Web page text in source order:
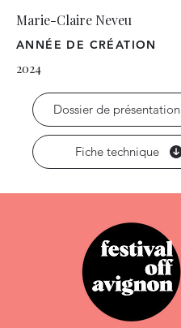
Marie-Claire Neveu
ANNÉE DE CRÉATION
2024
Dossier de présentation
Fiche technique